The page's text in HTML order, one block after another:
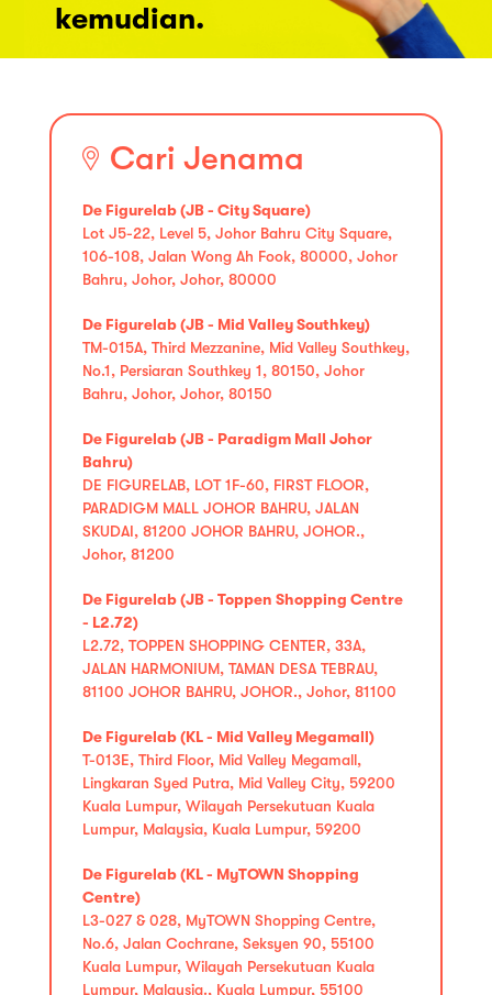
kemudian.
Cari Jenama
De Figurelab (JB - City Square)
Lot J5-22, Level 5, Johor Bahru City Square,
106-108, Jalan Wong Ah Fook, 80000, Johor
Bahru, Johor, Johor, 80000
De Figurelab (JB - Mid Valley Southkey)
TM-015A, Third Mezzanine, Mid Valley Southkey,
No.1, Persiaran Southkey 1, 80150, Johor
Bahru, Johor, Johor, 80150
De Figurelab (JB - Paradigm Mall Johor
Bahru)
DE FIGURELAB, LOT 1F-60, FIRST FLOOR,
PARADIGM MALL JOHOR BAHRU, JALAN
SKUDAI, 81200 JOHOR BAHRU, JOHOR.,
Johor, 81200
De Figurelab (JB - Toppen Shopping Centre
- L2.72)
L2.72, TOPPEN SHOPPING CENTER, 33A,
JALAN HARMONIUM, TAMAN DESA TEBRAU,
81100 JOHOR BAHRU, JOHOR., Johor, 81100
De Figurelab (KL - Mid Valley Megamall)
T-013E, Third Floor, Mid Valley Megamall,
Lingkaran Syed Putra, Mid Valley City, 59200
Kuala Lumpur, Wilayah Persekutuan Kuala
Lumpur, Malaysia, Kuala Lumpur, 59200
De Figurelab (KL - MyTOWN Shopping
Centre)
L3-027 & 028, MyTOWN Shopping Centre,
No.6, Jalan Cochrane, Seksyen 90, 55100
Kuala Lumpur, Wilayah Persekutuan Kuala
Lumpur, Malaysia., Kuala Lumpur, 55100